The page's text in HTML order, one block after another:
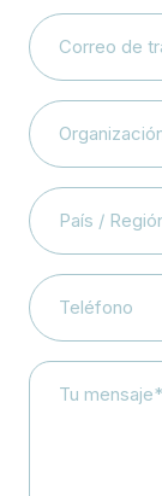
Correo
de
trabajo*
*
Organization
*
País
/
Región
Teléfono
Votre
Message*